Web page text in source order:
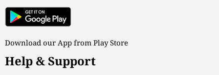
Download our App from Play Store
Help & Support